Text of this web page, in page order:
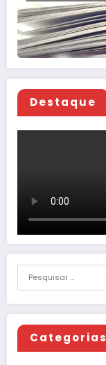
Destaque
Categorias